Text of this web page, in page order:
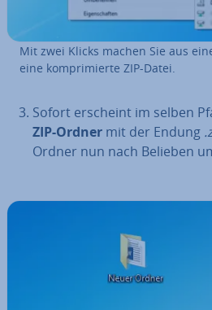
Mit zwei Klicks machen Sie aus
eine kom­pri­mier­te ZIP-Datei.
Sofort erscheint im selben
ZIP-Ordner mit der Endung
Ordner nun nach Belieben